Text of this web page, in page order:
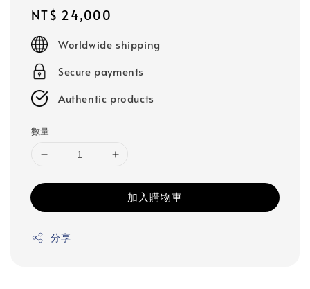
Regular
price
NT$ 24,000
Worldwide shipping
Secure payments
Authentic products
數量
加入購物車
分享